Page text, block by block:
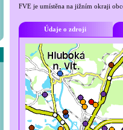
FVE je umístěna na jižním okraji
Údaje o zdroji